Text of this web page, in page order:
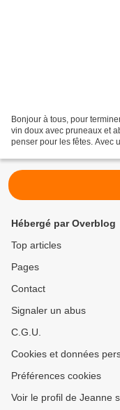
Bonjour à tous, pour
vin doux avec pruneaux et
penser pour les fêtes. Avec
Hébergé par Overblog
Top articles
Pages
Contact
Signaler un abus
C.G.U.
Cookies et données
Préférences cookies
Voir le profil de Jeanne